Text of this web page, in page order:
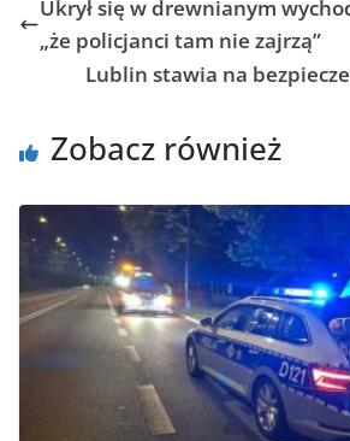
Ukrył się w drewnianym
„że policjanci tam nie zajrzą”
Lublin stawia na
Zobacz również